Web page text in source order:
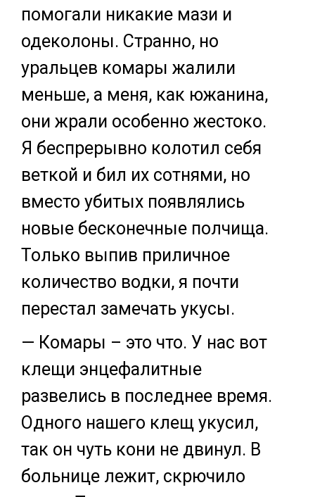
помогали никакие мази и
одеколоны. Странно, но
уральцев комары жалили
меньше, а меня, как южанина,
они жрали особенно жестоко.
Я беспрерывно колотил себя
веткой и бил их сотнями, но
вместо убитых появлялись
новые бесконечные полчища.
Только выпив приличное
количество водки, я почти
перестал замечать укусы.
— Комары – это что. У нас вот
клещи энцефалитные
развелись в последнее время.
Одного нашего клещ укусил,
так он чуть кони не двинул. В
больнице лежит, скрючило